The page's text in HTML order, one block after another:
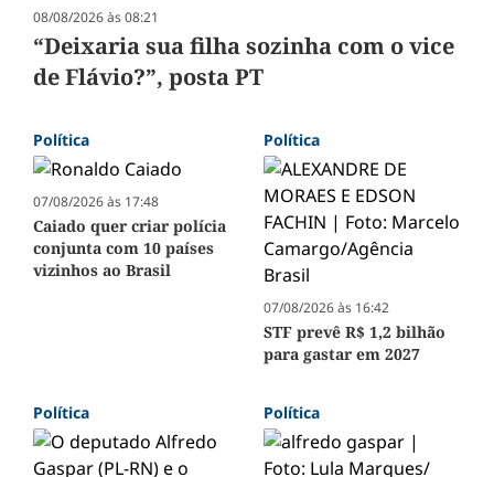
08/08/2026 às 08:21
“Deixaria sua filha sozinha com o vice
de Flávio?”, posta PT
Política
07/08/2026 às 17:48
Caiado quer criar polícia
conjunta com 10 países
vizinhos ao Brasil
Política
07/08/2026 às 16:42
STF prevê R$ 1,2 bilhão
para gastar em 2027
Política Política